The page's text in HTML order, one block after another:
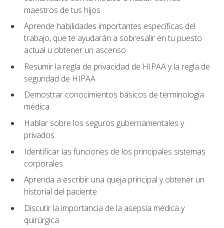
maestros de tus hijos
Aprende habilidades importantes específicas del
trabajo, que te ayudarán a sobresalir en tu puesto
actual u obtener un ascenso
Resumir la regla de privacidad de HIPAA y la regla de
seguridad de HIPAA
Demostrar conocimientos básicos de terminología
médica
Hablar sobre los seguros gubernamentales y
privados
Identificar las funciones de los principales sistemas
corporales
Aprenda a escribir una queja principal y obtener un
historial del paciente
Discutir la importancia de la asepsia médica y
quirúrgica